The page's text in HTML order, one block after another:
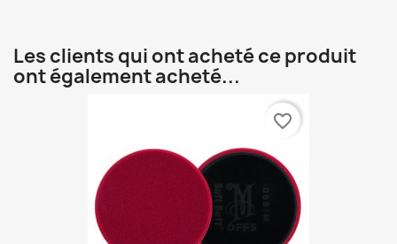
Les clients qui ont acheté ce produit
ont également acheté...
favorite_border